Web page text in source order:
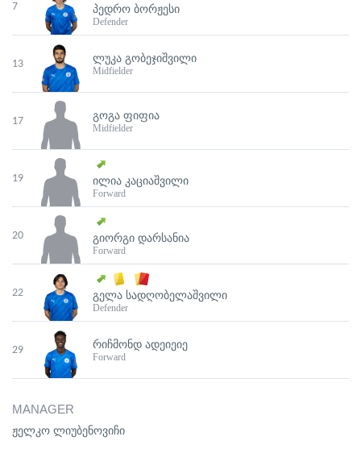
7 ᲞᲔᲓᲠᲝ ᲑᲝᲠᲟᲔᲡᲘ
Defender
13 ᲚᲣᲙᲐ ᲒᲝᲑᲔᲯᲘᲨᲕᲘᲚᲘ
Midfielder
17 ᲒᲝᲒᲐ ᲤᲘᲤᲘᲐ
Midfielder
19 ᲘᲚᲘᲐ ᲙᲐᲪᲘᲐᲨᲕᲘᲚᲘ
Forward
20 ᲒᲘᲝᲠᲒᲘ ᲓᲐᲠᲡᲐᲜᲘᲐ
Forward
22 ᲒᲔᲚᲐ ᲡᲐᲓᲦᲝᲑᲔᲚᲐᲨᲕᲘᲚᲘ
Defender
29 ᲠᲘᲩᲛᲝᲜᲓ ᲐᲓᲔᲘᲔᲘᲔ
Forward
MANAGER
ჟელკო ლიუბენოვიჩი